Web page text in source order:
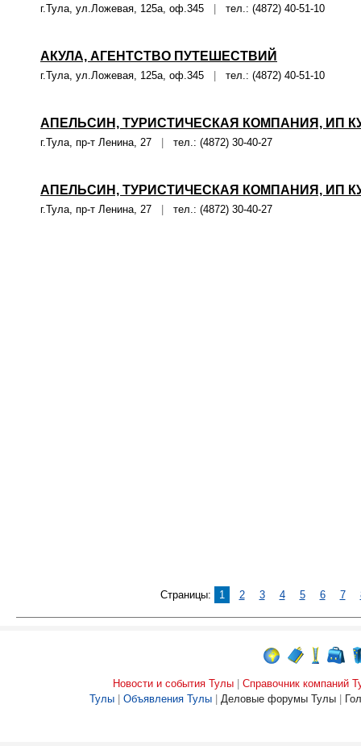
г.Тула, ул.Ложевая, 125а, оф.345 тел.: (4872) 40-51-10
АКУЛА, АГЕНТСТВО ПУТЕШЕСТВИЙ
г.Тула, ул.Ложевая, 125а, оф.345 тел.: (4872) 40-51-10
АПЕЛЬСИН, ТУРИСТИЧЕСКАЯ КОМПАНИЯ, ИП
г.Тула, пр-т Ленина, 27 тел.: (4872) 30-40-27
АПЕЛЬСИН, ТУРИСТИЧЕСКАЯ КОМПАНИЯ, ИП
г.Тула, пр-т Ленина, 27 тел.: (4872) 30-40-27
Страницы: 1 2 3 4 5 6 7
Новости и события Тулы
Справочник компаний
Тулы
Объявления Тулы Деловые форумы Тулы